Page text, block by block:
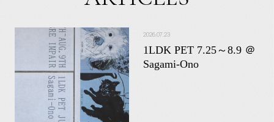
2026.07.23
1LDK PET 7.25～8.9 ＠
Sagami-Ono